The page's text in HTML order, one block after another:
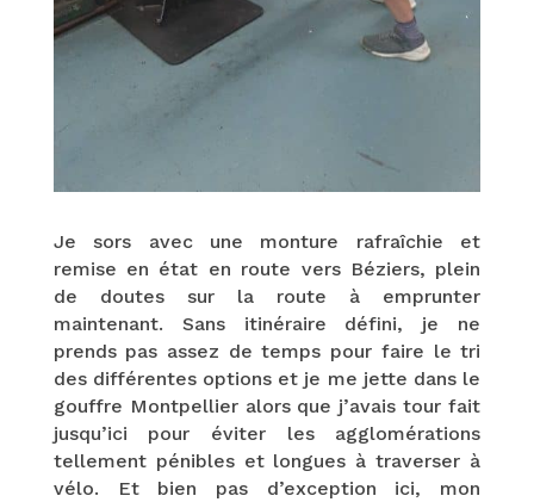
Je sors avec une monture rafraîchie et
remise en état en route vers Béziers, plein
de doutes sur la route à emprunter
maintenant. Sans itinéraire défini, je ne
prends pas assez de temps pour faire le tri
des différentes options et je me jette dans le
gouffre Montpellier alors que j’avais tour fait
jusqu’ici pour éviter les agglomérations
tellement pénibles et longues à traverser à
vélo. Et bien pas d’exception ici, mon